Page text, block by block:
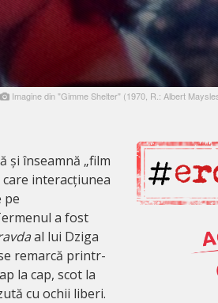
Imagine din "Gimme Shelter" (1970, R.: Albert
și înseamnă „film
care interacțiunea
pe
a fost
al lui Dziga
remarcă printr-
la cap, scot la
cu ochii liberi.